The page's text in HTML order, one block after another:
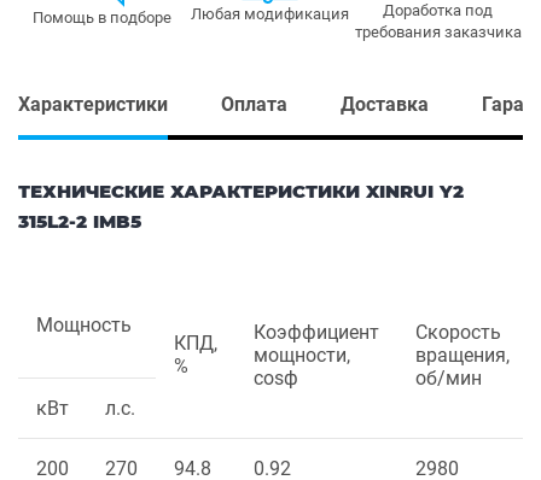
Помощь в подборе Любая модификация
Доработка под
требования заказчика
Характеристики Оплата Доставка
ТЕХНИЧЕСКИЕ ХАРАКТЕРИСТИКИ XINRUI Y2
315L2-2 IMB5
Мощность
КПД,
%
Коэффициент
мощности,
cosф
Скорость
вращения,
об/мин
кВт
л.с.
200 270 94.8 0.92 2980